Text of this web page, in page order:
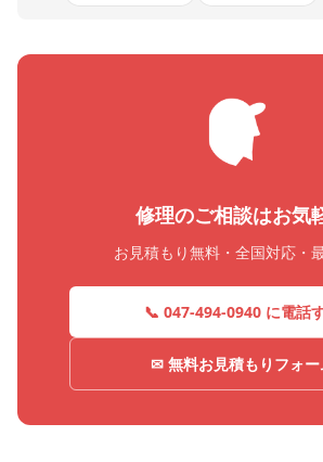
修理のご相談はお気
お見積もり無料・全国対応・
📞 047-494-0940 に電話
✉ 無料お見積もりフォー